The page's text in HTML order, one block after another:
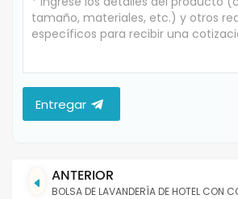
Entregar
ANTERIOR
BOLSA DE LAVANDERÍA DE HOTEL CON